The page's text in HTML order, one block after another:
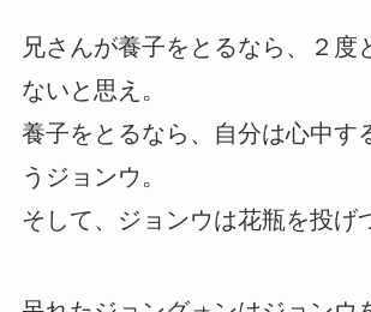
兄さんが養子をとるなら、２度
ないと思え。
養子をとるなら、自分は心中す
うジョンウ。
そして、ジョンウは花瓶を投げ